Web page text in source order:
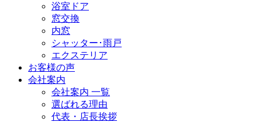
浴室ドア
窓交換
内窓
シャッター･雨戸
エクステリア
お客様の声
会社案内
会社案内 一覧
選ばれる理由
代表・店長挨拶